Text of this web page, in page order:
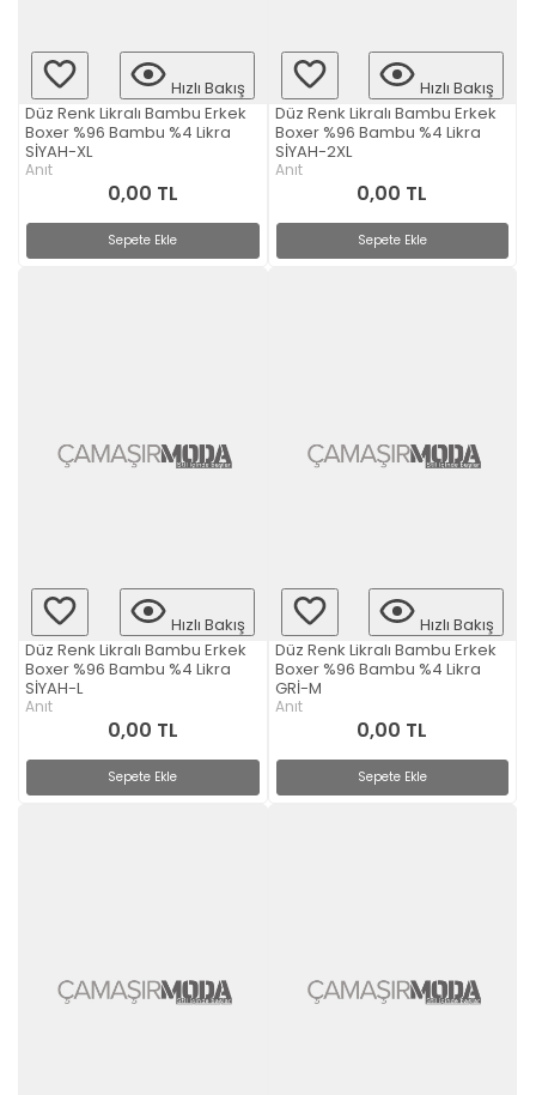
Hızlı Bakış
Düz Renk Likralı Bambu Erkek
Boxer %96 Bambu %4 Likra
SİYAH-XL
Anıt
0,00 TL
Sepete Ekle
Hızlı Bakış
Düz Renk Likralı Bambu Erkek
Boxer %96 Bambu %4 Likra
SİYAH-2XL
Anıt
0,00 TL
Sepete Ekle
Hızlı Bakış
Düz Renk Likralı Bambu Erkek
Boxer %96 Bambu %4 Likra
SİYAH-L
Anıt
0,00 TL
Sepete Ekle
Hızlı Bakış
Düz Renk Likralı Bambu Erkek
Boxer %96 Bambu %4 Likra
GRİ-M
Anıt
0,00 TL
Sepete Ekle